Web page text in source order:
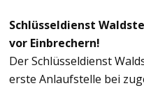
Schlüsseldienst
vor Einbrechern!
Der Schlüsseldienst
erste Anlaufstelle bei